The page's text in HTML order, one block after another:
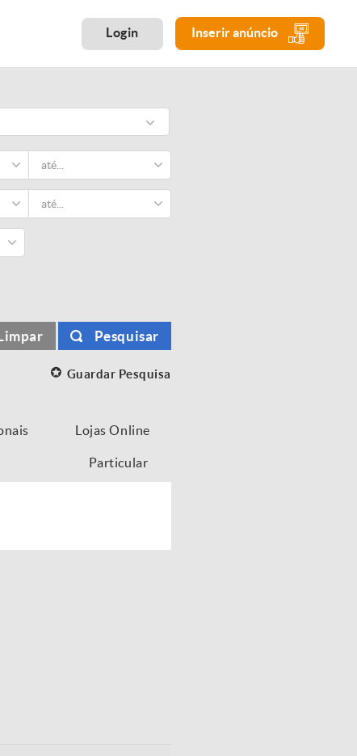
Login Inserir anúncio
Pesquisar
Guardar Pesquisa
Lojas Online
Particular